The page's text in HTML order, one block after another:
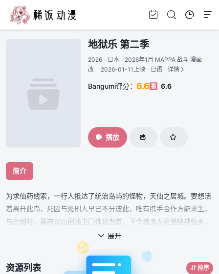
地狱乐 第二季
2026 · 日本 · 2026年1月 MAPPA 战斗 漫画
改 · 2026-01-11上映 · 日语 · 详情
Bangumi评分： 6.6 番 6.6
播放
简介
为求仙药线索，一行人抵达了统治岛屿的怪物，天仙之居城。要想活
着离开此岛，死囚与处刑人早已不分彼此，唯有携手合作方能求生。
与此同时，幕府以山田浅卫门殊现为首，下令增派人员登陆神仙乡。
其中，竟还有与画眉丸渊源匪浅的石隐众身影……画眉丸等人原想尽
快寻得仙药逃离孤岛，天仙们却挡在了他们面前。围绕仙药的争夺，
就此演变为人类与天仙的全面对决！
 展开
资源列表 排序